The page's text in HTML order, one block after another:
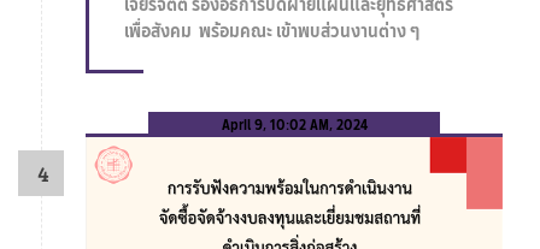
เพื่อสังคม พร้อมคณะ เข้าพบส่วนงานต่าง ๆ
April 9, 10:02 AM, 2024